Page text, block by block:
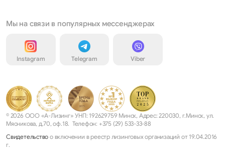
Мы на связи в популярных мессенджерах
Instagram Telegram Viber
© 2026 ООО «А-Лизинг» УНП: 192629759 Минск, Адрес: 220030, г.Минск, ул.
Мясникова, д.70, оф.18. Телефон: +375 (29) 533-33-88
Свидетельство о включении в реестр лизинговых организаций от 19.04.2016
г.